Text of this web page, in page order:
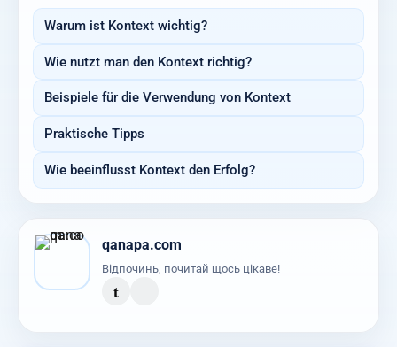
Warum ist Kontext wichtig?
Wie nutzt man den Kontext richtig?
Beispiele für die Verwendung von Kontext
Praktische Tipps
Wie beeinflusst Kontext den Erfolg?
qanapa.com
Відпочинь, почитай щось цікаве!
t